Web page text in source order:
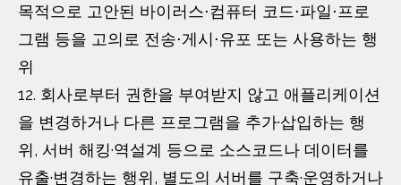
목적으로 고안된 바이러스⋅컴퓨터 코드⋅파일⋅프로
그램 등을 고의로 전송⋅게시⋅유포 또는 사용하는 행
위
12. 회사로부터 권한을 부여받지 않고 애플리케이션
을 변경하거나 다른 프로그램을 추가·삽입하는 행
위, 서버 해킹·역설계 등으로 소스코드나 데이터를
유출·변경하는 행위, 별도의 서버를 구축·운영하거나